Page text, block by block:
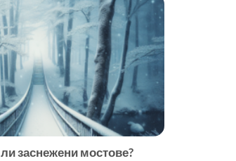
заснежени мостове?